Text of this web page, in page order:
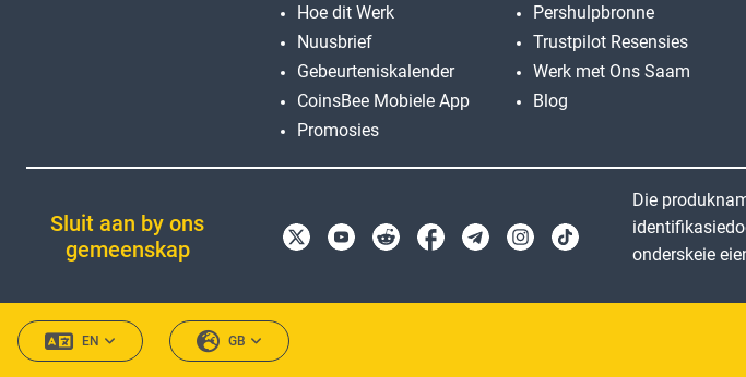
Hoe dit Werk
Nuusbrief
Gebeurteniskalender
CoinsBee Mobiele App
Promosies
Pershulpbronne
Trustpilot Resensies
Werk met Ons Saam
Blog
Sluit aan by ons
gemeenskap
Die
onderskeie
EN GB